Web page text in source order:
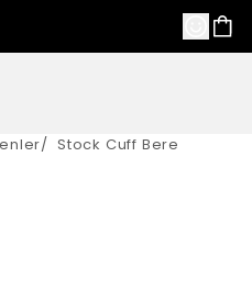
/ Stock Cuff Bere